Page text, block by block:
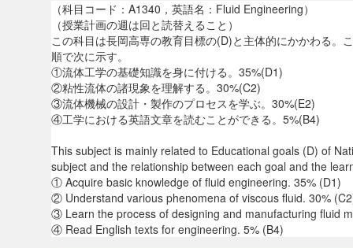
（科目コード：A1340，英語名：Fluid Engineering）
（授業計画の週は回と読替えること）
この科目は長岡高専の教育目標の(D)と主体的にかかわる。
順で次に示す。
①流体工学の基礎知識を身に付ける。35%(D1)
②粘性流体の諸現象を理解する。30%(C2)
③流体機械の設計・製作のプロセスを学ぶ。30%(E2)
④工学における英語文章を読むことができる。5%(B4)
This subject is mainly related to Educational goals (D) of
subject and the relationship between each goal and the
① Acquire basic knowledge of fluid engineering. 35% (D1)
② Understand various phenomena of viscous fluid. 30%
③ Learn the process of designing and manufacturing fluid
④ Read English texts for engineering. 5% (B4)